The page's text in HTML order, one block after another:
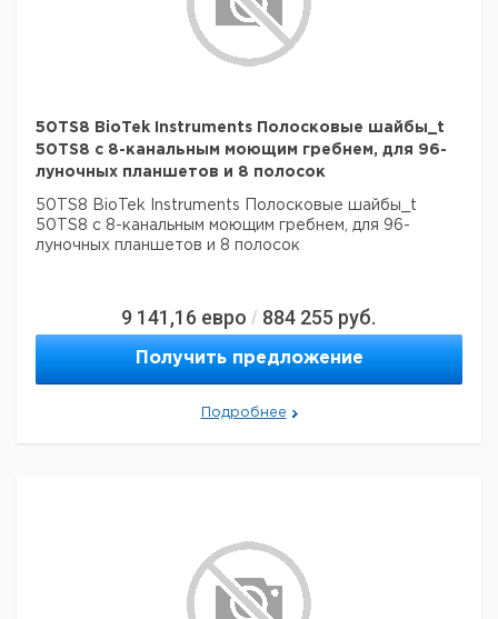
50TS8 BioTek Instruments Полосковые шайбы_t
50TS8 с 8-канальным моющим гребнем, для 96-
луночных планшетов и 8 полосок
50TS8 BioTek Instruments Полосковые шайбы_t
50TS8 с 8-канальным моющим гребнем, для 96-
луночных планшетов и 8 полосок
9 141,16 евро / 884 255 руб.
Получить предложение
Подробнее